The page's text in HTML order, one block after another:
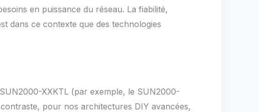
en puissance du réseau. La fiabilité,
dans ce contexte que des technologies
SUN2000-XXKTL (par exemple, le SUN2000-
pour nos architectures DIY avancées,